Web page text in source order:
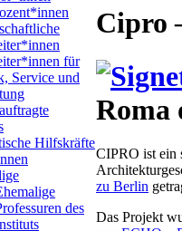
für
Service und
Hilfskräfte
des
Cipro
Roma
CIPRO ist ein
zu Berlin
Das Projekt